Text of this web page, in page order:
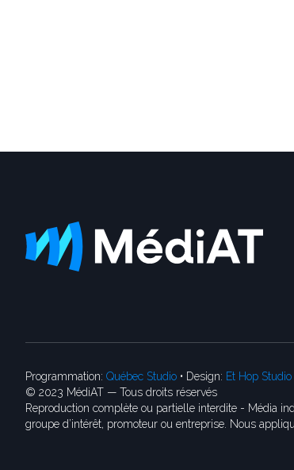
Programmation: Québec Studio • Design: Et Hop Studio
© 2023 MédiAT — Tous droits réservés
Reproduction complète ou partielle interdite - Média
groupe d’intérêt, promoteur ou entreprise. Nous